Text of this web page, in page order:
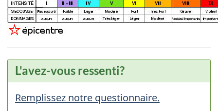
L'avez-vous ressenti?
Remplissez notre questionnaire.